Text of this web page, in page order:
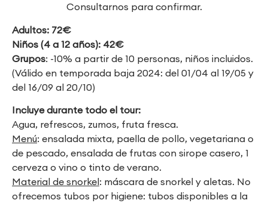
Consultarnos para confirmar.
Adultos: 72€
Niños (4 a 12 años): 42€
Grupos: -10% a partir de 10 personas, niños incluidos.
(Válido en temporada baja 2024: del 01/04 al 19/05 y
del 16/09 al 20/10)
Incluye durante todo el tour:
Agua, refrescos, zumos, fruta fresca.
Menú: ensalada mixta, paella de pollo, vegetariana o
de pescado, ensalada de frutas con sirope casero, 1
cerveza o vino o tinto de verano.
Material de snorkel: máscara de snorkel y aletas. No
ofrecemos tubos por higiene: tubos disponibles a la